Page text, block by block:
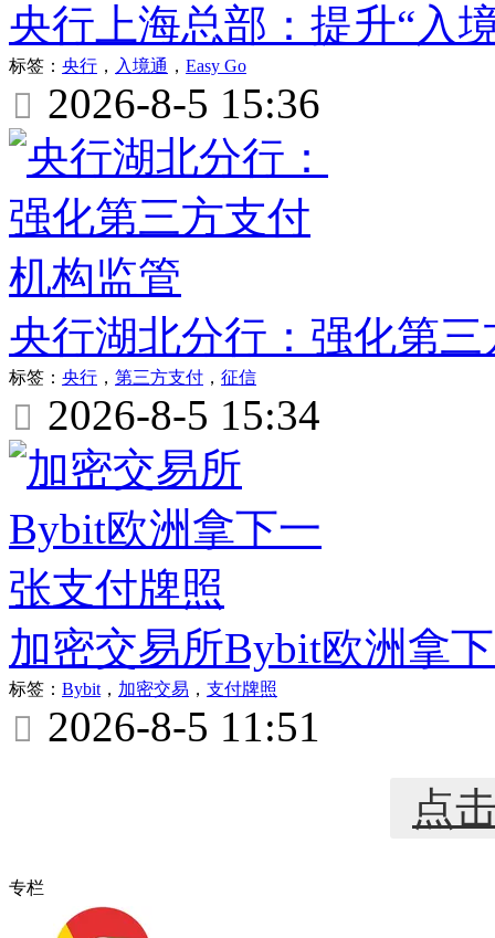
央行上海总部：提升“入
标签： 央行 ， 入境通 ， Easy Go
 2026-8-5 15:36
央行湖北分行：强化第
标签： 央行 ， 第三方支付 ， 征信
 2026-8-5 15:34
加密交易所Bybit欧洲拿
标签： Bybit ， 加密交易 ， 支付牌照
 2026-8-5 11:51
点
专栏